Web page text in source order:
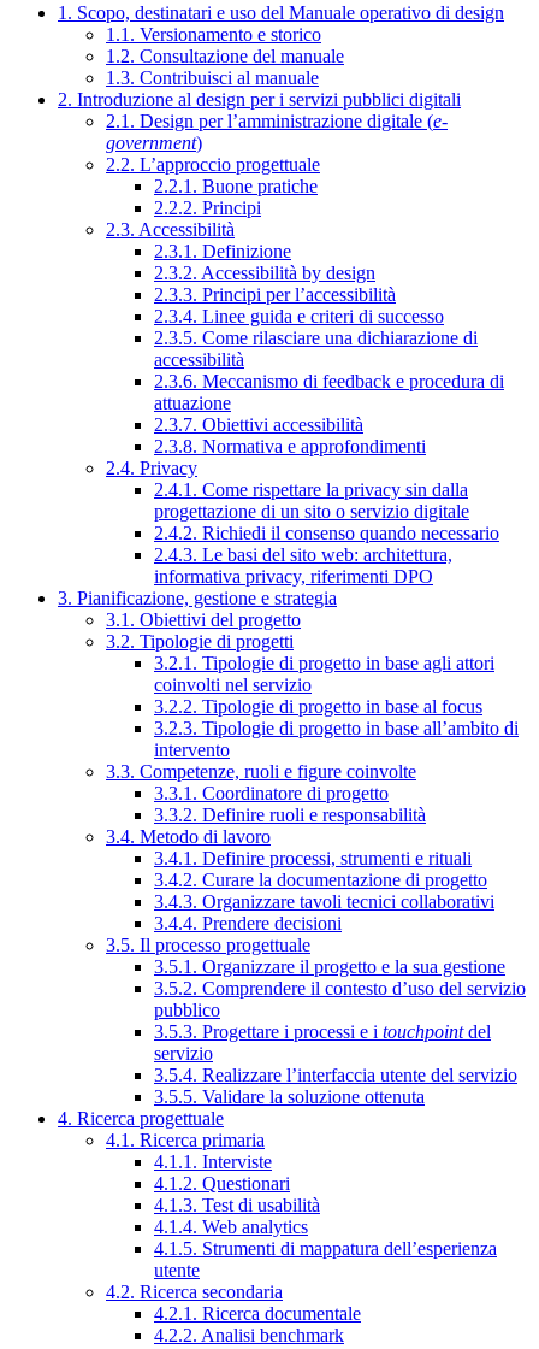
1. Scopo, destinatari e uso del Manuale operativo di design
1.1. Versionamento e storico
1.2. Consultazione del manuale
1.3. Contribuisci al manuale
2. Introduzione al design per i servizi pubblici digitali
2.1. Design per l’amministrazione digitale (e-
government)
2.2. L’approccio progettuale
2.2.1. Buone pratiche
2.2.2. Principi
2.3. Accessibilità
2.3.1. Definizione
2.3.2. Accessibilità by design
2.3.3. Principi per l’accessibilità
2.3.4. Linee guida e criteri di successo
2.3.5. Come rilasciare una dichiarazione di
accessibilità
2.3.6. Meccanismo di feedback e procedura di
attuazione
2.3.7. Obiettivi accessibilità
2.3.8. Normativa e approfondimenti
2.4. Privacy
2.4.1. Come rispettare la privacy sin dalla
progettazione di un sito o servizio digitale
2.4.2. Richiedi il consenso quando necessario
2.4.3. Le basi del sito web: architettura,
informativa privacy, riferimenti DPO
3. Pianificazione, gestione e strategia
3.1. Obiettivi del progetto
3.2. Tipologie di progetti
3.2.1. Tipologie di progetto in base agli attori
coinvolti nel servizio
3.2.2. Tipologie di progetto in base al focus
3.2.3. Tipologie di progetto in base all’ambito di
intervento
3.3. Competenze, ruoli e figure coinvolte
3.3.1. Coordinatore di progetto
3.3.2. Definire ruoli e responsabilità
3.4. Metodo di lavoro
3.4.1. Definire processi, strumenti e rituali
3.4.2. Curare la documentazione di progetto
3.4.3. Organizzare tavoli tecnici collaborativi
3.4.4. Prendere decisioni
3.5. Il processo progettuale
3.5.1. Organizzare il progetto e la sua gestione
3.5.2. Comprendere il contesto d’uso del servizio
pubblico
3.5.3. Progettare i processi e i touchpointdel
servizio
3.5.4. Realizzare l’interfaccia utente del servizio
3.5.5. Validare la soluzione ottenuta
4. Ricerca progettuale
4.1. Ricerca primaria
4.1.1. Interviste
4.1.2. Questionari
4.1.3. Test di usabilità
4.1.4. Web analytics
4.1.5. Strumenti di mappatura dell’esperienza
utente
4.2. Ricerca secondaria
4.2.1. Ricerca documentale
4.2.2. Analisi benchmark